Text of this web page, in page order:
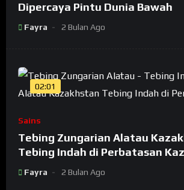
Dipercaya Pintu Dunia Bawah
Fayra 2 Bulan Ago
02:01
Sains
Tebing Zungarian Alatau
Tebing Indah di Perbatasan
Fayra 2 Bulan Ago